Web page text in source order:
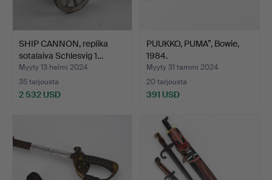
SHIP CANNON, replika
sotalaiva Schlesvig 1…
Myyty 13 helmi 2024
35 tarjousta
2 532 USD
PUUKKO, PUMA”, Bowie,
1984.
Myyty 31 tammi 2024
20 tarjousta
391 USD